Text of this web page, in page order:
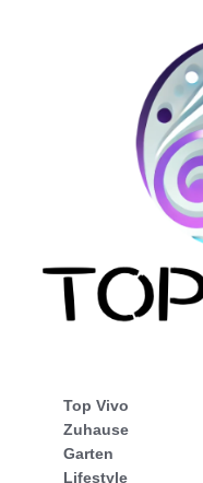
Top Vivo
Zuhause
Garten
Lifestyle